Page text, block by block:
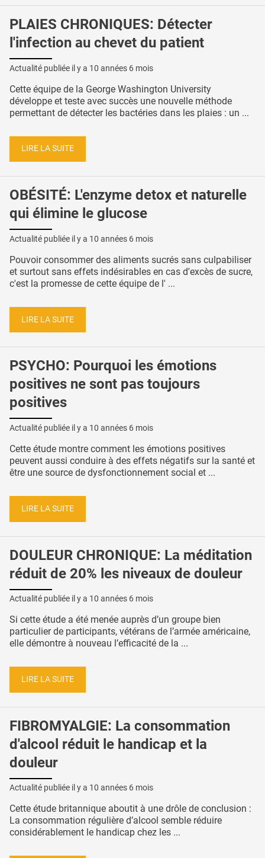
PLAIES CHRONIQUES: Détecter
l'infection au chevet du patient
Actualité publiée il y a 10 années 6 mois
Cette équipe de la George Washington University
développe et teste avec succès une nouvelle méthode
permettant de détecter les bactéries dans les plaies : un ...
LIRE LA SUITE
OBÉSITÉ: L'enzyme detox et naturelle
qui élimine le glucose
Actualité publiée il y a 10 années 6 mois
Pouvoir consommer des aliments sucrés sans culpabiliser
et surtout sans effets indésirables en cas d'excès de sucre,
c'est la promesse de cette équipe de l' ...
LIRE LA SUITE
PSYCHO: Pourquoi les émotions
positives ne sont pas toujours
positives
Actualité publiée il y a 10 années 6 mois
Cette étude montre comment les émotions positives
peuvent aussi conduire à des effets négatifs sur la santé et
être une source de dysfonctionnement social et ...
LIRE LA SUITE
DOULEUR CHRONIQUE: La méditation
réduit de 20% les niveaux de douleur
Actualité publiée il y a 10 années 6 mois
Si cette étude a été menée auprès d’un groupe bien
particulier de participants, vétérans de l’armée américaine,
elle démontre à nouveau l’efficacité de la ...
LIRE LA SUITE
FIBROMYALGIE: La consommation
d'alcool réduit le handicap et la
douleur
Actualité publiée il y a 10 années 6 mois
Cette étude britannique aboutit à une drôle de conclusion :
La consommation régulière d’alcool semble réduire
considérablement le handicap chez les ...